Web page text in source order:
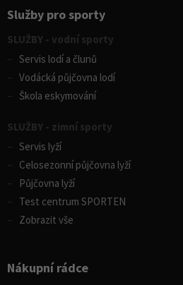
Služby pro sporty
SLUŽBY - vodní sporty
Servis lodí a člunů
Vodácká půjčovna lodí
Škola eskymování
SLUŽBY - zimní sporty
Servis lyží
Celosezonní půjčovna lyží
Půjčovna lyží
Test centrum SPORTEN
Zobrazit vše
Nákupní rádce